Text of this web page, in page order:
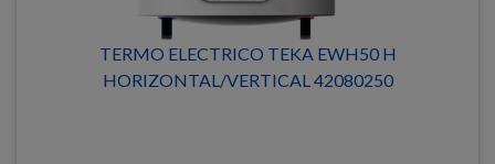
TERMO ELECTRICO TEKA EWH50 H
HORIZONTAL/VERTICAL 42080250